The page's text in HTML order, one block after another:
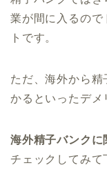
業が間に入るので
トです。
ただ、海外から
かるといったデメ
海外精子バンクに
チェックしてみて